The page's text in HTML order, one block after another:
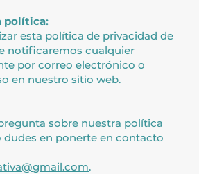
política:
esta política de privacidad de
notificaremos cualquier
por correo electrónico o
en nuestro sitio web.
sobre nuestra política
dudes en ponerte en contacto
.